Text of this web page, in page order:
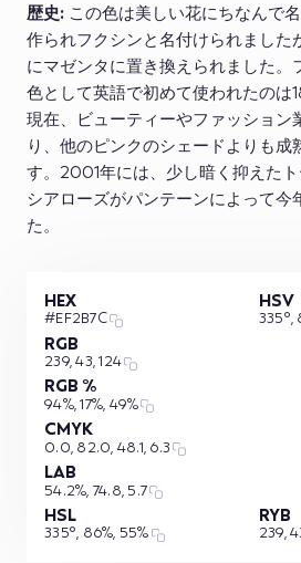
歴史: この色は美しい花にちなんで
作られフクシンと名付けられました
にマゼンタに置き換えられました。
色として英語で初めて使われたのは
現在、ビューティーやファッション
り、他のピンクのシェードよりも成
す。2001年には、少し暗く抑えた
シアローズがパンテーンによって今
た。
HEX
#EF2B7C
RGB
239, 43, 124
RGB %
94%, 17%, 49%
CMYK
0.0, 82.0, 48.1, 6.3
LAB
54.2%, 74.8, 5.7
HSL
335°, 86%, 55%
HSV
335°,
RYB
239,